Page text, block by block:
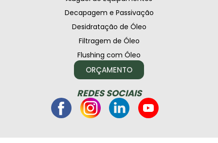
Decapagem e Passivação
Desidratação de Óleo
Filtragem de Óleo
Flushing com Óleo
ORÇAMENTO
REDES SOCIAIS